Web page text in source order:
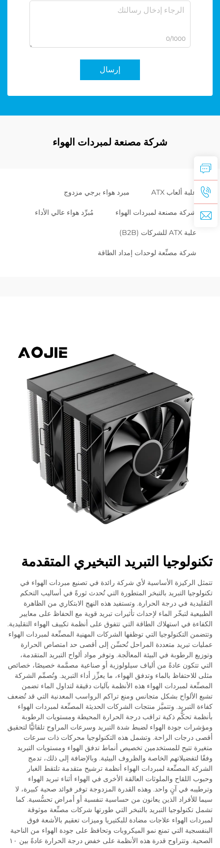
0/1000
إرسال
شركة مصنعة لمبردات الهواء
علبة ألعاب ATX مبرد هواء برجي مزدوج
شركة مصنعة لمبردات الهواء مُبرِّد هواء عالي الأداء
علبة ATX للشركات (B2B)
شركة مصنِّعة لوحدات إمداد الطاقة
تكنولوجيا التبريد التبخيري المتقدمة
تتمثل الركيزة الأساسية لأي شركة رائدة في تصنيع مبردات الهواء في
تكنولوجيا التبريد بالتبخر المتطورة التي تُحدث ثورةً في أساليب التحكم
التقليدية في درجة الحرارة. وتستفيد هذه النهج الابتكاري من الظاهرة
الطبيعية لتبخّر الماء لإحداث تأثيرات تبريد قوية مع الحفاظ على معايير
الكفاءة في استهلاك الطاقة التي تتفوق على أنظمة تكييف الهواء التقليدية.
وتتضمن التكنولوجيا التي توظفها الشركات المهنية المصنِّعة لمبردات الهواء
عمليات تبريد متعددة المراحل تُحسِّن إلى أقصى حد امتصاص الحرارة
وتوزيع الرطوبة في البيئة المعالَجة. وتوفر مواد ألواح التبريد المتقدمة،
التي تتكون عادةً من ألياف سيلولوزية أو صناعية مصمَّمة خصيصًا، خصائص
مثلى للاحتفاظ بالماء وتدفق الهواء، ما يعزِّز أداء التبريد. وتُصمِّم الشركة
المصنِّعة لمبردات الهواء هذه الأنظمة بآليات دقيقة لتداول الماء تضمن
تشبع الألواح بشكل متجانس ومنع تراكم الرواسب المعدنية التي قد تُضعف
كفاءة التبريد. وتتميَّز منتجات الشركات الحديثة المصنِّعة لمبردات الهواء
بأنظمة تحكُّم ذكية تراقب درجة الحرارة المحيطة ومستويات الرطوبة
ومؤشرات جودة الهواء لضبط شدة التبريد وسرعات المراوح تلقائيًّا لتحقيق
أقصى درجات الراحة. وتشمل هذه التكنولوجيا محركات ذات سرعات
متغيرة تتيح للمستخدمين تخصيص أنماط تدفق الهواء ومستويات التبريد
وفقًا لتفضيلاتهم الخاصة والظروف البيئية. وبالإضافة إلى ذلك، تدمج
الشركة المصنِّعة لمبردات الهواء أنظمة ترشيح متقدمة تلتقط الغبار
وحبوب اللقاح والملوثات العالقة الأخرى في الهواء أثناء تبريد الهواء
وترطيبه في آنٍ واحد. وهذه القدرة المزدوجة توفر فوائد صحية كبيرة، لا
سيما للأفراد الذين يعانون من حساسية تنفسية أو أمراض تحسُّسية. كما
تشمل تكنولوجيا التبريد بالتبخر التي طورتها شركات مصنِّعة موثوقة
لمبردات الهواء علاجات مضادة للبكتيريا وميزات تعقيم بالأشعة فوق
البنفسجية التي تمنع نمو الميكروبات وتحافظ على جودة الهواء من الناحية
الصحية. وتتراوح قدرة هذه الأنظمة على خفض درجة الحرارة عادةً بين ١٠